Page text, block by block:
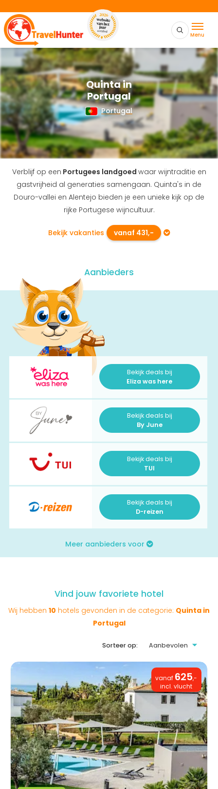
Menu
Quinta in
Portugal
Portugal
Verblijf op een Portugees landgoed waar wijntraditie en
gastvrijheid al generaties samengaan. Quinta's in de
Douro-vallei en Alentejo bieden je een unieke kijk op de
rijke Portugese wijncultuur.
Bekijk vakanties vanaf 431,-
Aanbieders
Bekijk deals bij
Eliza was here
Bekijk deals bij
By June
Bekijk deals bij
TUI
Bekijk deals bij
D-reizen
Meer aanbieders voor
Vind jouw favoriete hotel
Wij hebben 10 hotels gevonden in de categorie: Quinta in
Portugal
Sorteer op:
vanaf 625,-
incl. vlucht